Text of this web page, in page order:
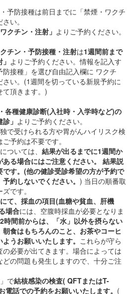
予防接種は前日までに「禁煙・ワクチ
い。
クチン・注射」 よりご予約ください。
チン・予防接種・注射は1週間前まで
よりご予約ください。情報を記入す
接種」を選び自由記入欄に ワクチ
い。(1週間を切っている新規予約に
て頂きます。)
各種健康診断(入社時・入学時など)の
」 よりご予約ください。
で受けられる方や胃がんハイリスク検
予約は不要です。
ついては、 結果が出るまでに1週間か
る場合にはご注意ください。
結果説
す。(他の健診受診希望の方が予約で
約しないでください。 ) 当日の順番取
です。
て、採血の項目(血糖や貧血、肝機
場合には、空腹時採血が必要となりま
時間前からは、「水」以外を摂らない
食はもちろんのこと、お茶やコーヒ
うお願いいたします。 これらが守ら
必要が出てきます。場合によっては
の問題も発生しますので、十分ご注
で結核感染の検査( QFTまたはT-
話での予約をお願いいたします。 (